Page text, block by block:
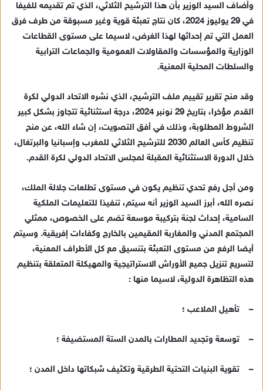
وأضاف السيد الوزير بأن هذا الترشيح الثلاثي، الذي تم تقديمه للفيفا
في 29 يوليوز 2024، كان نتاج تعبئة قوية وغير مسبوقة من طرف فرق
العمل التي تم إحداثها لهذا الغرض، لاسيما على مستوى القطاعات
الوزارية والمؤسسات والمقاولات العمومية والجماعات الترابية
والسلطات المحلية المعنية.
وقد منح تقرير تقييم ملف الترشيح، الذي نشره الاتحاد الدولي لكرة
القدم مؤخرا، بتاريخ 29 نونبر 2024، درجة استثنائية تتجاوز بشكل كبير
الشروط المطلوبة، وذلك في أفق التصويت، إن شاء الله، عن منح
تنظيم كأس العالم 2030 للترشيح الثلاثي للمغرب وإسبانيا والبرتغال،
خلال الدورة الاستثنائية المقبلة لمجلس الاتحاد الدولي لكرة القدم.
ومن أجل رفع تحدي تنظيم يكون في مستوى تطلعات جلالة الملك،
نصره الله، أبرز السيد الوزير أنه سيتم، تنفيذا للتعليمات الملكية
السامية، إحداث لجنة بتركيبة موسعة تضم على الخصوص، ممثلي
المجتمع المدني والمغاربة المقيمين بالخارج وكفاءات إفريقية. وسيتم
أيضا الرفع من مستوى التعبئة بتنسيق مع كل الأطراف المعنية،
لتسريع تنزيل جميع الأوراش الاستراتيجية والمهيكلة المتعلقة بتنظيم
هذه التظاهرة الدولية، لاسيما منها :
– تأهيل الملاعب ؛
– توسعة وتجديد المطارات بالمدن الستة المستضيفة ؛
– تقوية البنيات التحتية الطرقية وتكثيف شبكاتها داخل المدن ؛